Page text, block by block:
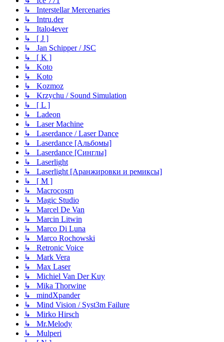
↳ Interstellar Mercenaries
↳ Intru.der
↳ Italo4ever
↳ [ J ]
↳ Jan Schipper / JSC
↳ [ K ]
↳ Koto
↳ Koto
↳ Kozmoz
↳ Krzychu / Sound Simulation
↳ [ L ]
↳ Ladeon
↳ Laser Machine
↳ Laserdance / Laser Dance
↳ Laserdance [Альбомы]
↳ Laserdance [Синглы]
↳ Laserlight
↳ Laserlight [Аранжировки и ремиксы]
↳ [ M ]
↳ Macrocosm
↳ Magic Studio
↳ Marcel De Van
↳ Marcin Litwin
↳ Marco Di Luna
↳ Marco Rochowski
↳ Retronic Voice
↳ Mark Vera
↳ Max Laser
↳ Michiel Van Der Kuy
↳ Mika Thorwine
↳ mindXpander
↳ Mind Vision / Syst3m Failure
↳ Mirko Hirsch
↳ Mr.Melody
↳ Mulperi